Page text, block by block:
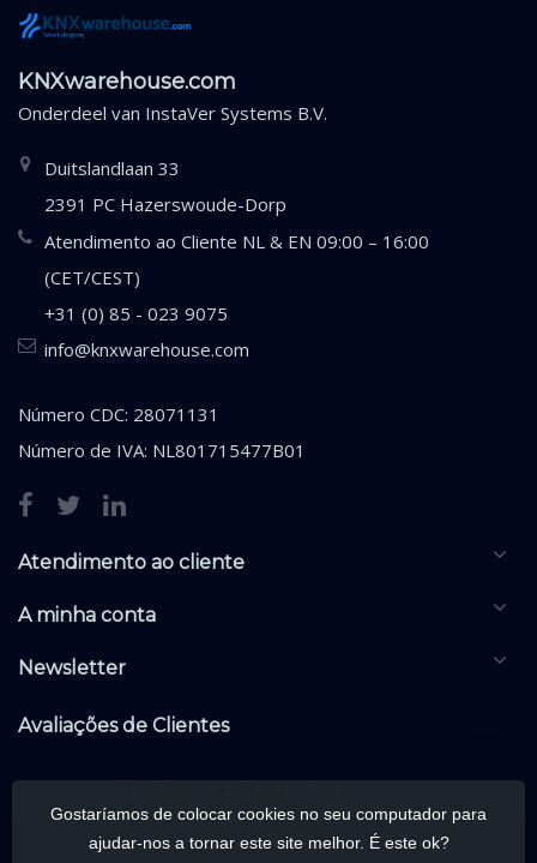
KNXwarehouse.com
Onderdeel van InstaVer Systems B.V.
Duitslandlaan 33
2391 PC Hazerswoude-Dorp
Atendimento ao Cliente NL & EN 09:00 – 16:00
(CET/CEST)
+31 (0) 85 - 023 9075
info@knxwarehouse.com
Número CDC: 28071131
Número de IVA: NL801715477B01
Atendimento ao cliente
A minha conta
Newsletter
Avaliações de Clientes
Gostaríamos de colocar cookies no seu computador para
ajudar-nos a tornar este site melhor. É este ok?